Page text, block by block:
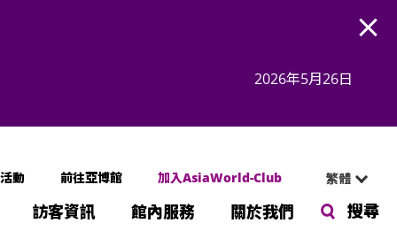
2026年5月26日
活動 前往亞博館 加入AsiaWorld-Club 繁體
訪客資訊 館內服務 關於我們 搜尋